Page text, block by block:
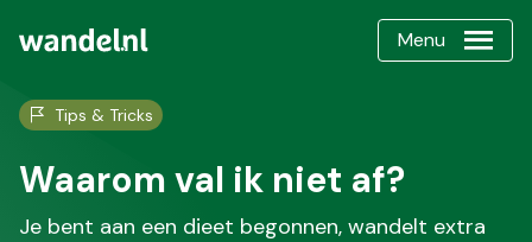
Menu
Tips & Tricks
Waarom val ik niet af?
Je bent aan een dieet begonnen, wandelt extra